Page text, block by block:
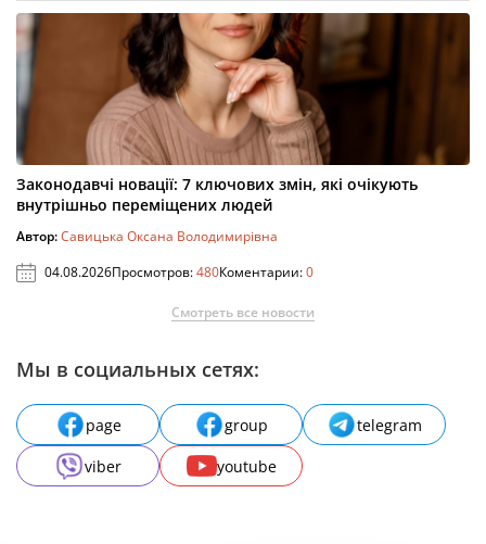
Законодавчі новації: 7 ключових змін, які очікують
внутрішньо переміщених людей
Автор:Савицька Оксана Володимирівна
04.08.2026Просмотров:480Коментарии:0
Смотреть все новости
Мы в социальных сетях:
page group
telegram
viber
youtube